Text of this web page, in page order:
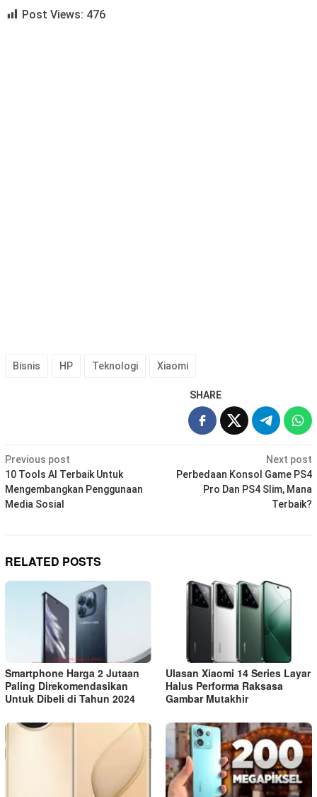
Post Views: 476
Bisnis HP Teknologi Xiaomi
SHARE
Post
navigation
Previous post
10 Tools AI Terbaik Untuk
Mengembangkan Penggunaan
Media Sosial
Next post
Perbedaan Konsol Game PS4
Pro Dan PS4 Slim, Mana
Terbaik?
RELATED POSTS
Smartphone Harga 2 Jutaan
Paling Direkomendasikan
Untuk Dibeli di Tahun 2024
Ulasan Xiaomi 14 Series Layar
Halus Performa Raksasa
Gambar Mutakhir